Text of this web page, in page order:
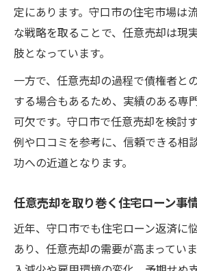
定にあります。守口市の住宅市場は
な戦略を取ることで、任意売却は現
肢となっています。
一方で、任意売却の過程で債権者と
する場合もあるため、実績のある専
可欠です。守口市で任意売却を検討
例や口コミを参考に、信頼できる相
功への近道となります。
任意売却を取り巻く住宅ローン事
近年、守口市でも住宅ローン返済に
あり、任意売却の需要が高まってい